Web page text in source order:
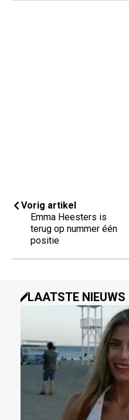
Vorig artikel
Emma Heesters is
terug op nummer één
positie
LAATSTE NIEUWS